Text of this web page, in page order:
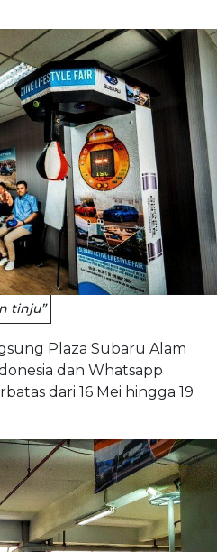
tinju”
Plaza Subaru Alam
dan Whatsapp
dari 16 Mei hingga 19